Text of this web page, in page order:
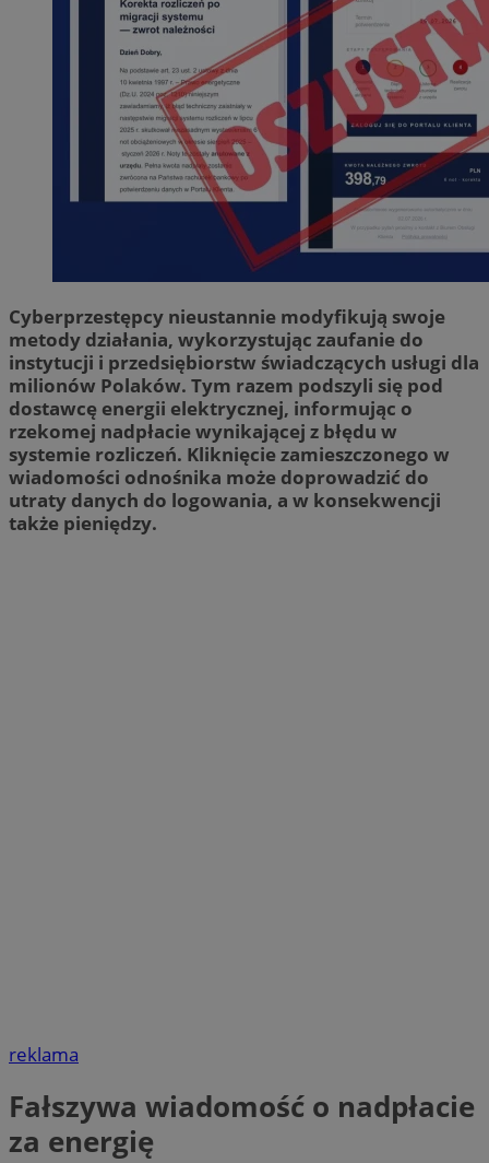
Cyberprzestępcy nieustannie modyfikują swoje
metody działania, wykorzystując zaufanie do
instytucji i przedsiębiorstw świadczących usługi dla
milionów Polaków. Tym razem podszyli się pod
dostawcę energii elektrycznej, informując o
rzekomej nadpłacie wynikającej z błędu w
systemie rozliczeń. Kliknięcie zamieszczonego w
wiadomości odnośnika może doprowadzić do
utraty danych do logowania, a w konsekwencji
także pieniędzy.
reklama
Fałszywa wiadomość o nadpłacie
za energię